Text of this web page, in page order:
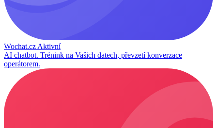
Wochat.cz Aktivní
AI chatbot. Trénink na Vašich datech, převzetí konverzace
operátorem.